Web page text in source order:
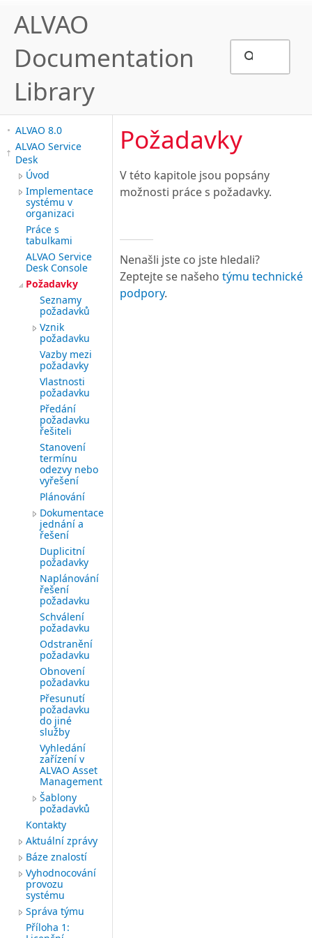
ALVAO
Documentation
Library
ALVAO 8.0
ALVAO Service
Desk
Úvod
Implementace
systému v
organizaci
Práce s
tabulkami
ALVAO Service
Desk Console
Požadavky
Seznamy
požadavků
Vznik
požadavku
Vazby mezi
požadavky
Vlastnosti
požadavku
Předání
požadavku
řešiteli
Stanovení
termínu
odezvy nebo
vyřešení
Plánování
Dokumentace
jednání a
řešení
Duplicitní
požadavky
Naplánování
řešení
požadavku
Schválení
požadavku
Odstranění
požadavku
Obnovení
požadavku
Přesunutí
požadavku
do jiné
služby
Vyhledání
zařízení v
ALVAO Asset
Management
Šablony
požadavků
Kontakty
Aktuální zprávy
Báze znalostí
Vyhodnocování
provozu
systému
Správa týmu
Příloha 1:
Požadavky
V této kapitole jsou popsány
možnosti práce s požadavky.
Nenašli jste co jste hledali?
Zeptejte se našeho týmu technické
podpory.